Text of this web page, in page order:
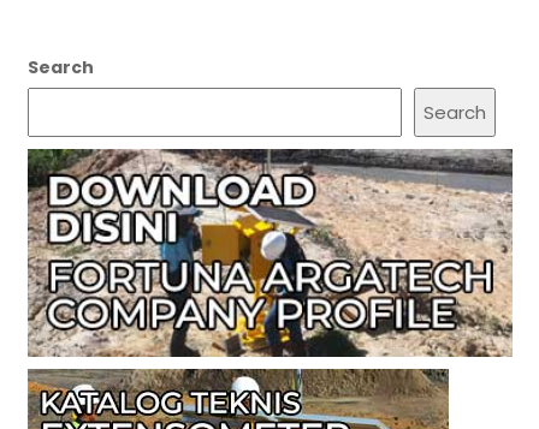
Search
Search